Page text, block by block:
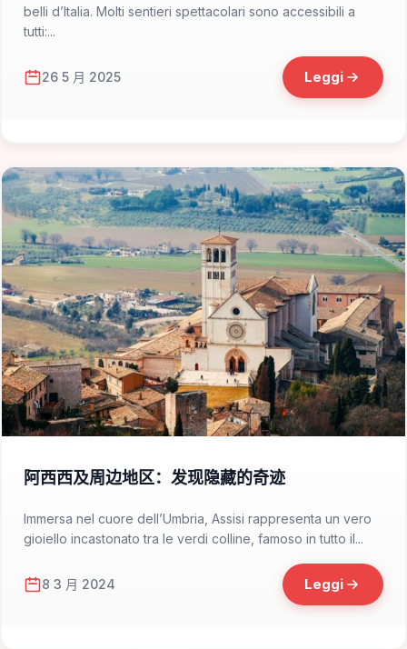
belli d’Italia. Molti sentieri spettacolari sono accessibili a
tutti:...
26 5 月 2025 Leggi
阿西西及周边地区：发现隐藏的奇迹
Immersa nel cuore dell’Umbria, Assisi rappresenta un vero
gioiello incastonato tra le verdi colline, famoso in tutto il...
8 3 月 2024 Leggi